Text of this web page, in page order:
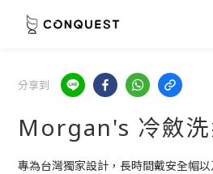
分享到
Morgan's 冷斂
專為台灣獨家設計，長時間戴安全帽